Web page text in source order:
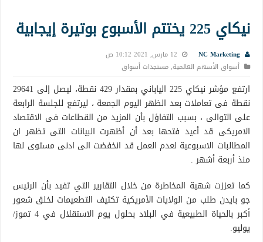
نيكاي 225 يختتم الأسبوع بوتيرة إيجابية
NC Marketing
12 مارس, 2021 10:12 ص
أسواق الأسهم العالمية,مستجدات أسواق
ارتفع مؤشر نيكاي 225 الياباني بمقدار 429 نقطة، ليصل إلى 29641
نقطة فى تعاملات بعد الظهر اليوم الجمعة ، ليرتفع للجلسة الرابعة
على التوالى ، بسبب التفاؤل بأن المزيد من القطاعات فى الاقتصاد
الامريكى قد أعيد فتحها بعد أن أظهرت البيانات التى تظهر ان
المطالبات الاسبوعية لعدم العمل قد انخفضت الى ادنى مستوى لها
منذ أربعة أشهر .
كما تعززت شهية المخاطرة من خلال التقارير التي تفيد بأن الرئيس
جو بايدن طلب من الولايات الأمريكية تكثيف التطعيمات لخلق شعور
أكبر بالحياة الطبيعية في البلاد بحلول يوم الاستقلال في 4 تموز/
يوليو.